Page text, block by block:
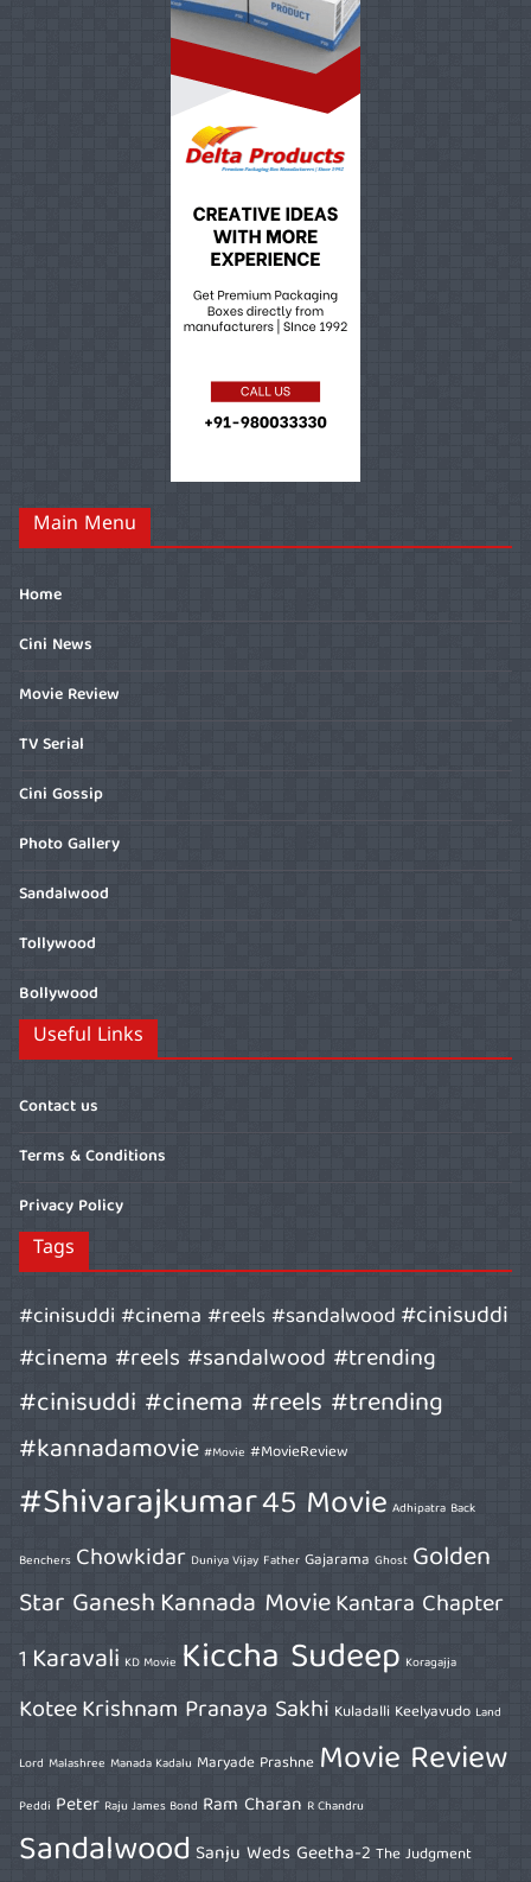
Main Menu
Home
Cini News
Movie Review
TV Serial
Cini Gossip
Photo Gallery
Sandalwood
Tollywood
Bollywood
Useful Links
Contact us
Terms & Conditions
Privacy Policy
Tags
#cinisuddi #cinema #reels #sandalwood#cinisuddi
#cinema #reels #sandalwood #trending
#cinisuddi #cinema #reels #trending
#kannadamovie #Movie #MovieReview
#Shivarajkumar45 Movie Adhipatra Back
Benchers Chowkidar Duniya Vijay Father Gajarama Ghost Golden
Star GaneshKannada MovieKantara Chapter
1 Karavali KD Movie Kiccha Sudeep Koragajja
KoteeKrishnam Pranaya Sakhi Kuladalli Keelyavudo Land
Lord Malashree Manada Kadalu Maryade Prashne Movie Review
Peddi Peter Raju James Bond Ram Charan R Chandru
Sandalwood Sanju Weds Geetha-2 The Judgment